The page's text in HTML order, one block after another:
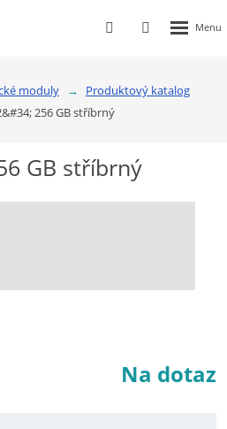
Vyhledávání
Přihlášení
zóny
moduly
Produktový katalog
256 GB stříbrný
GB stříbrný
Na dotaz